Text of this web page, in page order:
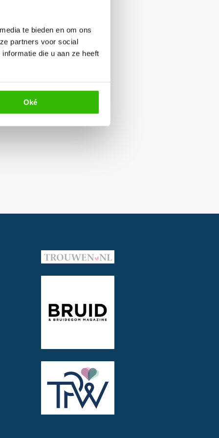
te bieden en om ons
partners voor social
die u aan ze heeft
Oké